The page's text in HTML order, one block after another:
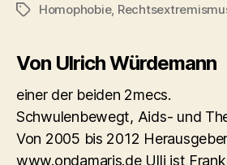
Schlagwörter
Homophobie,
Von Ulrich Würdemann
einer der beiden 2mecs.
Schwulenbewegt, Aids- und
Von 2005 bis 2012 Herausgeber
www.ondamaris.de Ulli ist